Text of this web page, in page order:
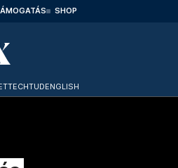
SHOP
TECHTUDENGLISH